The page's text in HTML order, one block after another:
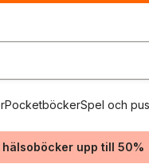
PocketböckerSpel och
hälsoböcker upp till 50%